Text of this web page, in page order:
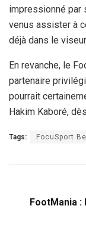
impressionné par
venus assister à
déjà dans le
En revanche, le
partenaire
pourrait
Hakim Kaboré,
Tags: FocuSport
FootMania